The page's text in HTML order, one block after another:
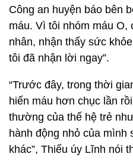
Công an huyện báo bên
máu. Vì tôi nhóm máu O,
nhân, nhận thấy sức
tôi đã nhận lời ngay”.
“Trước đây, trong thời
hiến máu hơn chục lần
thường của thế hệ trẻ
hành động nhỏ của
khác”, Thiếu úy Lĩnh nói